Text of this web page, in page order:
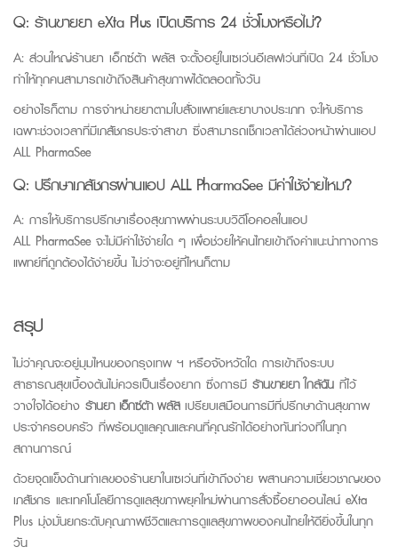
Q: ร้านขายยา eXta Plusเปิดบริการ 24 ชั่วโมงหรือไม่?
A: ส่วนใหญ่ร้านยา เอ็กซ์ต้า พลัส จะตั้งอยู่ในเซเว่นอีเลฟเว่นที่เปิด 24 ชั่วโมง
ทำให้ทุกคนสามารถเข้าถึงสินค้าสุขภาพได้ตลอดทั้งวัน
อย่างไรก็ตาม การจำหน่ายยาตามใบสั่งแพทย์และยาบางประเภท จะให้บริการ
เฉพาะช่วงเวลาที่มีเภสัชกรประจำสาขา ซึ่งสามารถเช็กเวลาได้ล่วงหน้าผ่านแอป
ALL PharmaSee
Q: ปรึกษาเภสัชกรผ่านแอป ALL PharmaSeeมีค่าใช้จ่ายไหม?
A: การให้บริการปรึกษาเรื่องสุขภาพผ่านระบบวิดีโอคอลในแอป
ALL PharmaSeeจะไม่มีค่าใช้จ่ายใด ๆ เพื่อช่วยให้คนไทยเข้าถึงคำแนะนำทางการ
แพทย์ที่ถูกต้องได้ง่ายขึ้น ไม่ว่าจะอยู่ที่ไหนก็ตาม
สรุป
ไม่ว่าคุณจะอยู่มุมไหนของกรุงเทพ ฯ หรือจังหวัดใด การเข้าถึงระบบ
สาธารณสุขเบื้องต้นไม่ควรเป็นเรื่องยาก ซึ่งการมี ร้านขายยา ใกล้ฉัน ที่ไว้
วางใจได้อย่าง ร้านยา เอ็กซ์ต้า พลัส เปรียบเสมือนการมีที่ปรึกษาด้านสุขภาพ
ประจำครอบครัว ที่พร้อมดูแลคุณและคนที่คุณรักได้อย่างทันท่วงทีในทุก
สถานการณ์
ด้วยจุดแข็งด้านทำเลของร้านยาในเซเว่นที่เข้าถึงง่าย ผสานความเชี่ยวชาญของ
เภสัชกร และเทคโนโลยีการดูแลสุขภาพยุคใหม่ผ่านการสั่งซื้อยาออนไลน์ eXta
Plus มุ่งมั่นยกระดับคุณภาพชีวิตและการดูแลสุขภาพของคนไทยให้ดียิ่งขึ้นในทุก
วัน